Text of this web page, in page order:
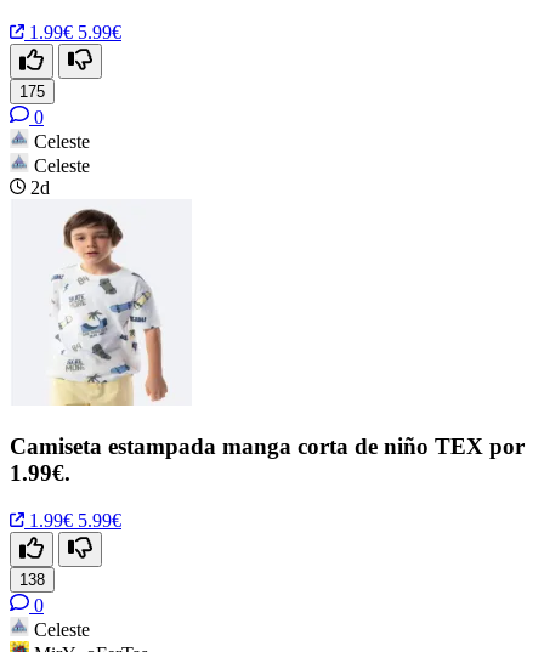
1.99€ 5.99€
175
0
Celeste
Celeste
2d
Camiseta estampada manga corta de niño TEX por
1.99€.
1.99€ 5.99€
138
0
Celeste